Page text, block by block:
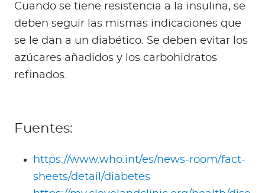
Cuando se tiene resistencia a la insulina, se
deben seguir las mismas indicaciones que
se le dan a un diabético. Se deben evitar los
azúcares añadidos y los carbohidratos
refinados.
Fuentes:
https://www.who.int/es/news-room/fact-
sheets/detail/diabetes